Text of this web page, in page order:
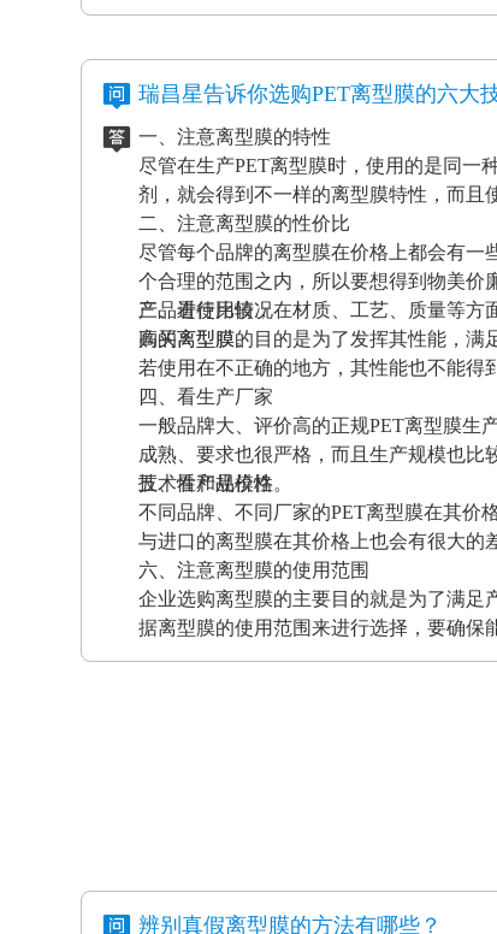
应和磨擦产生的静电感应对各种各样敏感元
瑞昌星告诉你选购PET离型膜的六大
一、注意离型膜的特性
尽管在生产PET离型膜时，使用的是同一
剂，就会得到不一样的离型膜特性，而且
二、注意离型膜的性价比
尽管每个品牌的离型膜在价格上都会有一
个合理的范围之内，所以要想得到物美价
产品进行比较，在材质、工艺、质量等方
高的离型膜。
三、看使用情况
购买离型膜的目的是为了发挥其性能，满
若使用在不正确的地方，其性能也不能得
四、看生产厂家
一般品牌大、评价高的正规PET离型膜生
成熟、要求也很严格，而且生产规模也比
技术性和规模性。
五、看产品价格
不同品牌、不同厂家的PET离型膜在其价
与进口的离型膜在其价格上也会有很大的
六、注意离型膜的使用范围
企业选购离型膜的主要目的就是为了满足
据离型膜的使用范围来进行选择，要确保
辨别真假离型膜的方法有哪些？